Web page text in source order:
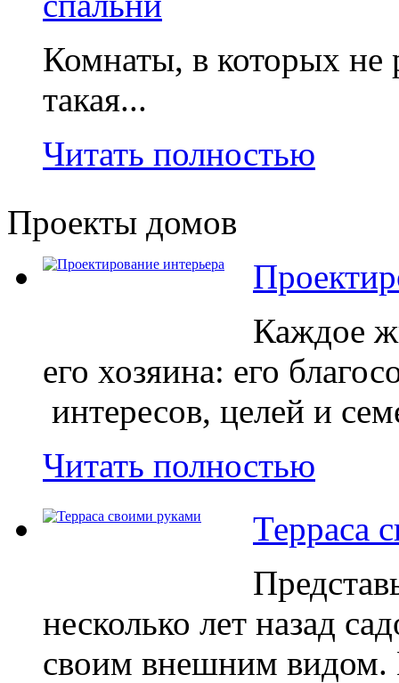
Комнаты, в которых не
такая...
Читать полностью
Проекты домов
Каждое
его хозяина: его
интересов, целей и
Читать полностью
Терраса
несколько лет назад
своим внешним